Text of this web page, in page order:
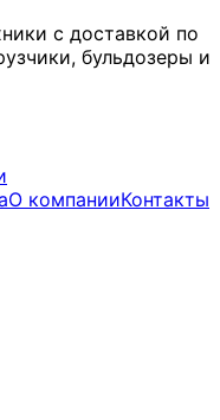
с доставкой по
бульдозеры и
О компанииКонтакты